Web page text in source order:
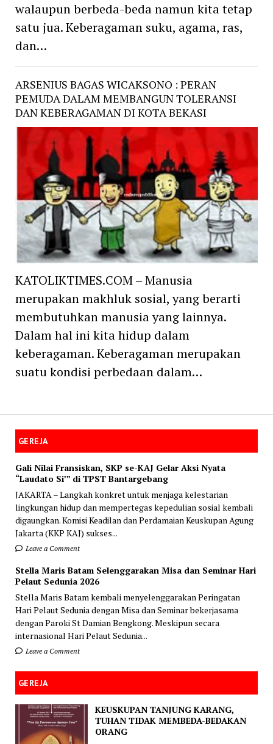
GEREJA
Gali Nilai Fransiskan, SKP se-KAJ Gelar Aksi Nyata
“Laudato Si’” di TPST Bantargebang
JAKARTA – Langkah konkret untuk menjaga kelestarian
lingkungan hidup dan mempertegas kepedulian sosial kembali
digaungkan. Komisi Keadilan dan Perdamaian Keuskupan Agung
Jakarta (KKP KAJ) sukses...
Leave a Comment
Stella Maris Batam Selenggarakan Misa dan Seminar Hari
Pelaut Sedunia 2026
Stella Maris Batam kembali menyelenggarakan Peringatan
Hari Pelaut Sedunia dengan Misa dan Seminar bekerjasama
dengan Paroki St Damian Bengkong. Meskipun secara
internasional Hari Pelaut Sedunia...
Leave a Comment
GEREJA
KEUSKUPAN TANJUNG KARANG,
TUHAN TIDAK MEMBEDA-BEDAKAN
ORANG
walaupun berbeda-beda namun kita tetap
satu jua. Keberagaman suku, agama, ras,
dan…
ARSENIUS BAGAS WICAKSONO : PERAN
PEMUDA DALAM MEMBANGUN TOLERANSI
DAN KEBERAGAMAN DI KOTA BEKASI
KATOLIKTIMES.COM – Manusia
merupakan makhluk sosial, yang berarti
membutuhkan manusia yang lainnya.
Dalam hal ini kita hidup dalam
keberagaman. Keberagaman merupakan
suatu kondisi perbedaan dalam…